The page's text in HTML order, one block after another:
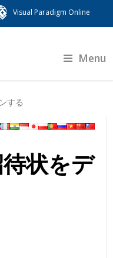
Visual Paradigm Online
Menu
する
状をデ